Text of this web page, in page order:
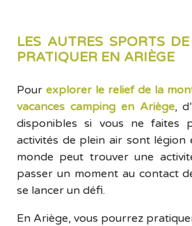
LES AUTRES SPORTS
PRATIQUER EN ARIÈGE
Pour explorer le relief de la
vacances camping en Ariège,
disponibles si vous ne faites
activités de plein air sont
monde peut trouver une
passer un moment au contact
se lancer un défi.
En Ariège, vous pourrez